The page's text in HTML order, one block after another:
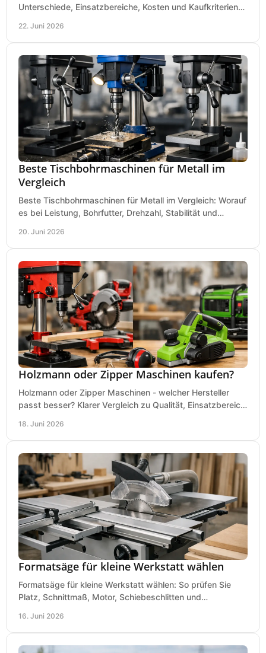
Unterschiede, Einsatzbereiche, Kosten und Kaufkriterien
22. Juni 2026
Beste Tischbohrmaschinen für Metall im
Vergleich
Beste Tischbohrmaschinen für Metall im Vergleich: Worauf
es bei Leistung, Bohrfutter, Drehzahl, Stabilität und
20. Juni 2026
Holzmann oder Zipper Maschinen kaufen?
Holzmann oder Zipper Maschinen - welcher Hersteller
passt besser? Klarer Vergleich zu Qualität, Einsatzbereich,
18. Juni 2026
Formatsäge für kleine Werkstatt wählen
Formatsäge für kleine Werkstatt wählen: So prüfen Sie
Platz, Schnittmaß, Motor, Schiebeschlitten und
16. Juni 2026